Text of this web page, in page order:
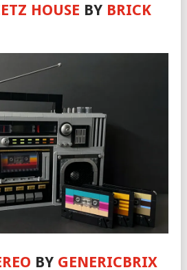
HOUSE BY BRICK
BY GENERICBRIX